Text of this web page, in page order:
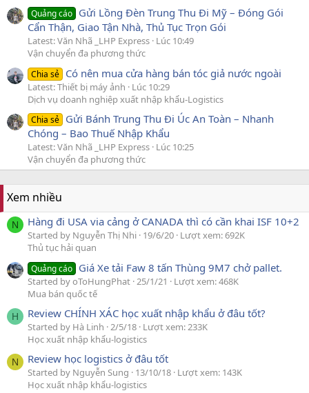
Quảng cáo Gửi Lồng Đèn Trung Thu Đi Mỹ – Đóng Gói
Cẩn Thận, Giao Tận Nhà, Thủ Tục Trọn Gói
Latest: Văn Nhã _LHP Express Lúc 10:49
Vận chuyển đa phương thức
Chia sẻ Có nên mua cửa hàng bán tóc giả nước ngoài
Latest: Thiết bị máy ảnh
Lúc 10:29
Dịch vụ doanh nghiệp xuất nhập khẩu-Logistics
Chia sẻ Gửi Bánh Trung Thu Đi Úc An Toàn – Nhanh
Chóng – Bao Thuế Nhập Khẩu
Latest: Văn Nhã _LHP Express Lúc 10:25
Vận chuyển đa phương thức
Xem nhiều
N Hàng đi USA via cảng ở CANADA thì có cần khai ISF 10+2
Started by Nguyễn Thị Nhi 19/6/20 Lượt xem: 692K
Thủ tục hải quan
Quảng cáo Giá Xe tải Faw 8 tấn Thùng 9M7 chở pallet.
Started by oToHungPhat 25/1/21
Lượt xem: 468K
Mua bán quốc tế
H Review CHÍNH XÁC học xuất nhập khẩu ở đâu tốt?
Started by Hà Linh 2/5/18 Lượt xem: 233K
Học xuất nhập khẩu-logistics
N Review học logistics ở đâu tốt
Started by Nguyễn Sung 13/10/18 Lượt xem: 143K
Học xuất nhập khẩu-logistics